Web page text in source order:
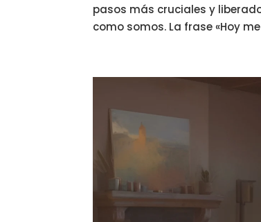
pasos más cruciales y
como somos. La frase «Hoy